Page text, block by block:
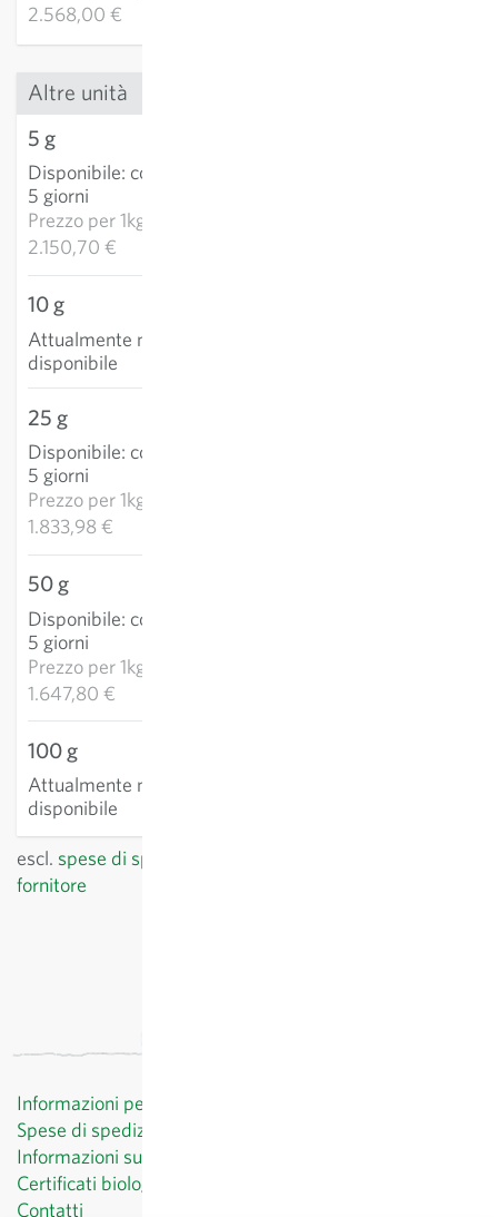
2.568,00 €
Altre unità
5 g
Disponibile: consegna 3-
5 giorni
Prezzo per1kg:
2.150,70 €
10 g
Attualmente non
disponibile
25 g
Disponibile: consegna 3-
5 giorni
Prezzo per1kg:
1.833,98 €
50 g
Disponibile: consegna 3-
5 giorni
Prezzo per1kg:
1.647,80 €
100 g
Attualmente non
disponibile
escl. spese di spedizione
fornitore
Informazioni per il cliente
Spese di spedizione
Informazioni sul diritto di recesso
Certificati biologici
Contatti